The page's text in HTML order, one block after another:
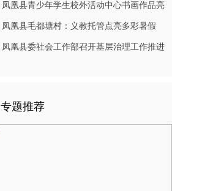
中小学骨干班主任国培计划开班仪式顺利举行
（B1402-3）
| 凤凰县青少年学生校外活动中心书画作品亮
相凤凰古城从文广场
| 凤凰县毛都塘村：义教托管点亮多彩暑假
| 凤凰县委社会工作部召开基层治理工作推进
专题推荐